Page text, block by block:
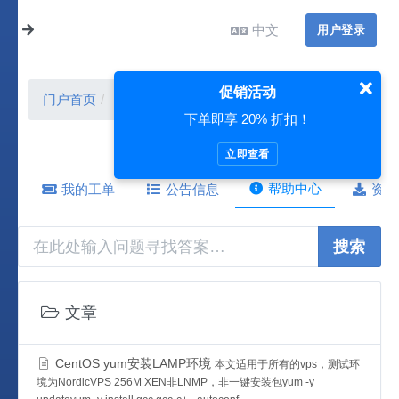
中文 用户登录
门户首页
我的工单 公告信息 帮助中心 资
搜索
文章
CentOS yum安装LAMP环境 本文适用于所有的vps，测试环
境为NordicVPS 256M XEN非LNMP，非一键安装包yum -y
促销活动
下单即享 20% 折扣！
立即查看